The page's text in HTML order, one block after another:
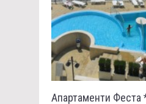
Апартаменти